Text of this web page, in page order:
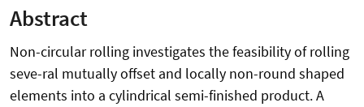
Abstract
Non-circular rolling investigates the feasibility of rolling
seve-ral mutually offset and locally non-round shaped
elements into a cylindrical semi-finished product. A